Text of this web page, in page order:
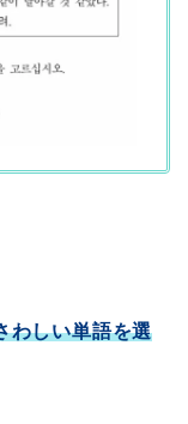
わしい単語を選